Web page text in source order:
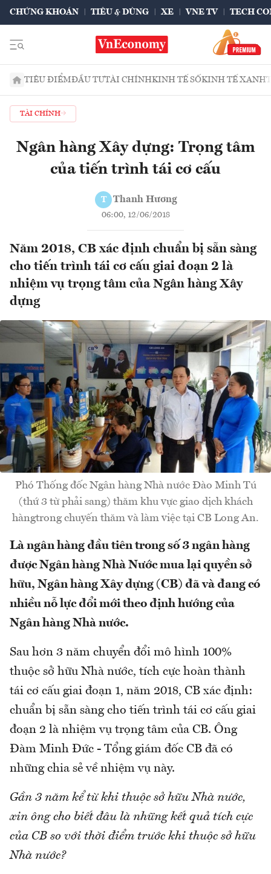
CHỨNG KHOÁN TIÊU & DÙNG XE VNE TV TECH
TIÊU ĐIỂMĐẦU TƯTÀI CHÍNHKINH TẾ SỐKINH TẾ XANH
TÀI CHÍNH
Ngân hàng Xây dựng: Trọng tâm
của tiến trình tái cơ cấu
T Thanh Hương
06:00, 12/06/2018
Năm 2018, CB xác định chuẩn bị sẵn sàng
cho tiến trình tái cơ cấu giai đoạn 2 là
nhiệm vụ trọng tâm của Ngân hàng Xây
dựng
Phó Thống đốc Ngân hàng Nhà nước Đào Minh Tú
(thứ 3 từ phải sang) thăm khu vực giao dịch khách
hàngtrong chuyến thăm và làm việc tại CB Long An.
Là ngân hàng đầu tiên trong số 3 ngân hàng
được Ngân hàng Nhà Nước mua lại quyền sở
hữu, Ngân hàng Xây dựng (CB) đã và đang có
nhiều nỗ lực đổi mới theo định hướng của
Ngân hàng Nhà nước.
Sau hơn 3 năm chuyển đổi mô hình 100%
thuộc sở hữu Nhà nước, tích cực hoàn thành
tái cơ cấu giai đoạn 1, năm 2018, CB xác định:
chuẩn bị sẵn sàng cho tiến trình tái cơ cấu giai
đoạn 2 là nhiệm vụ trọng tâm của CB. Ông
Đàm Minh Đức - Tổng giám đốc CB đã có
những chia sẻ về nhiệm vụ này.
Gần 3 năm kể từ khi thuộc sở hữu Nhà nước,
xin ông cho biết đâu là những kết quả tích cực
của CB so với thời điểm trước khi thuộc sở hữu
Nhà nước?